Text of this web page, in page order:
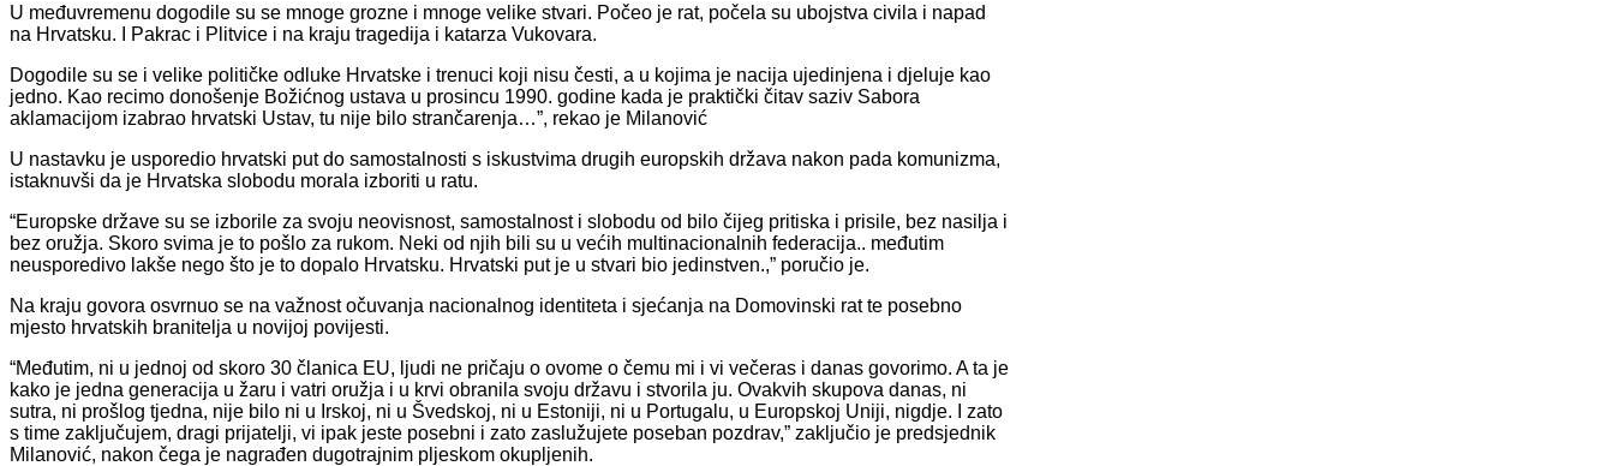
U međuvremenu dogodile su se mnoge grozne i mnoge velike stvari. Počeo je rat, počela su ubojstva civila i napad
na Hrvatsku. I Pakrac i Plitvice i na kraju tragedija i katarza Vukovara.
Dogodile su se i velike političke odluke Hrvatske i trenuci koji nisu česti, a u kojima je nacija ujedinjena i djeluje kao
jedno. Kao recimo donošenje Božićnog ustava u prosincu 1990. godine kada je praktički čitav saziv Sabora
aklamacijom izabrao hrvatski Ustav, tu nije bilo strančarenja…”, rekao je Milanović
U nastavku je usporedio hrvatski put do samostalnosti s iskustvima drugih europskih država nakon pada komunizma,
istaknuvši da je Hrvatska slobodu morala izboriti u ratu.
“Europske države su se izborile za svoju neovisnost, samostalnost i slobodu od bilo čijeg pritiska i prisile, bez nasilja i
bez oružja. Skoro svima je to pošlo za rukom. Neki od njih bili su u većih multinacionalnih federacija.. međutim
neusporedivo lakše nego što je to dopalo Hrvatsku. Hrvatski put je u stvari bio jedinstven.,” poručio je.
Na kraju govora osvrnuo se na važnost očuvanja nacionalnog identiteta i sjećanja na Domovinski rat te posebno
mjesto hrvatskih branitelja u novijoj povijesti.
“Međutim, ni u jednoj od skoro 30 članica EU, ljudi ne pričaju o ovome o čemu mi i vi večeras i danas govorimo. A ta je
kako je jedna generacija u žaru i vatri oružja i u krvi obranila svoju državu i stvorila ju. Ovakvih skupova danas, ni
sutra, ni prošlog tjedna, nije bilo ni u Irskoj, ni u Švedskoj, ni u Estoniji, ni u Portugalu, u Europskoj Uniji, nigdje. I zato
s time zaključujem, dragi prijatelji, vi ipak jeste posebni i zato zaslužujete poseban pozdrav,” zaključio je predsjednik
Milanović, nakon čega je nagrađen dugotrajnim pljeskom okupljenih.